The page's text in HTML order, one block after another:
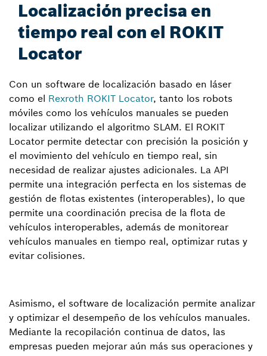
Localización precisa en
tiempo real con el ROKIT
Locator
Con un software de localización basado en láser
como el Rexroth ROKIT Locator, tanto los robots
móviles como los vehículos manuales se pueden
localizar utilizando el algoritmo SLAM. El ROKIT
Locator permite detectar con precisión la posición y
el movimiento del vehículo en tiempo real, sin
necesidad de realizar ajustes adicionales. La API
permite una integración perfecta en los sistemas de
gestión de flotas existentes (interoperables), lo que
permite una coordinación precisa de la flota de
vehículos interoperables, además de monitorear
vehículos manuales en tiempo real, optimizar rutas y
evitar colisiones.
Asimismo, el software de localización permite analizar
y optimizar el desempeño de los vehículos manuales.
Mediante la recopilación continua de datos, las
empresas pueden mejorar aún más sus operaciones y